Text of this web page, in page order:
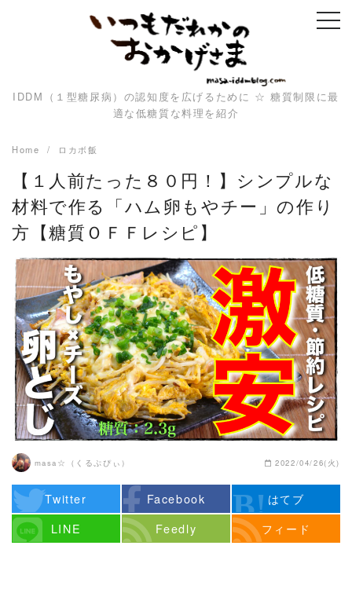
IDDM（１型糖尿病）の認知度を広げるために ☆ 糖質制限に最
適な低糖質な料理を紹介
Home ロカボ飯
【１人前たった８０円！】シンプルな
材料で作る「ハム卵もやチー」の作り
方【糖質ＯＦＦレシピ】
masa☆（くるぷぴぃ） 2022/04/26(火)
Twitter Facebook
はてブ
LINE
Feedly フィード